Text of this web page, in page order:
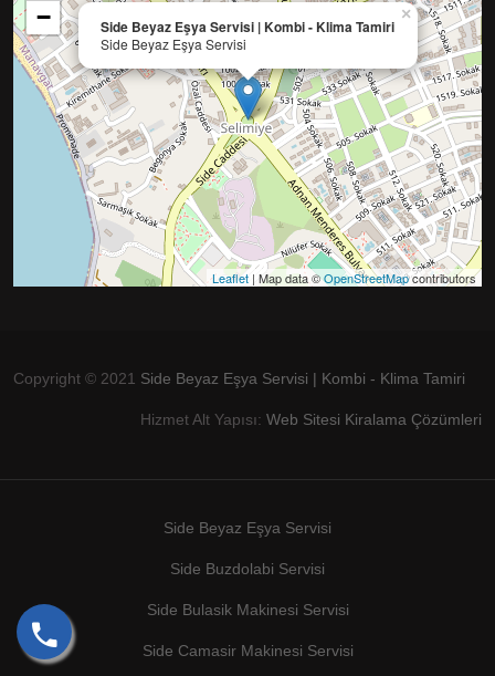
Side Beyaz Eşya Servisi | Kombi - Klima Tamiri
Side Beyaz Eşya Servisi
×
−
Leaflet | Map data ©OpenStreetMapcontributors
Copyright © 2021 Side Beyaz Eşya Servisi | Kombi - Klima Tamiri
Hizmet Alt Yapısı: Web Sitesi Kiralama Çözümleri
Side Beyaz Eşya Servisi
Side Buzdolabi Servisi
Side Bulasik Makinesi Servisi
Side Camasir Makinesi Servisi